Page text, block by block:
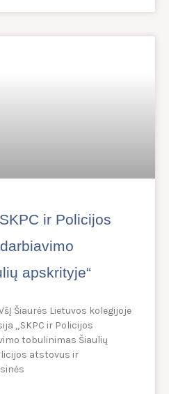
ir Policijos
apskrityje“
Šiaurės Lietuvos kolegijoje
„SKPC ir Policijos
tobulinimas Šiaulių
atstovus ir